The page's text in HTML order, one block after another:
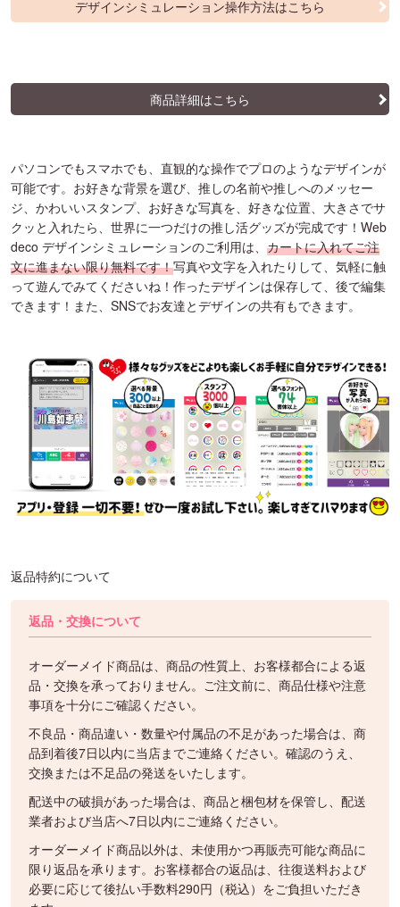
デザインシミュレーション操作方法はこちら
商品詳細はこちら
パソコンでもスマホでも、直観的な操作でプロのようなデザインが
可能です。お好きな背景を選び、推しの名前や推しへのメッセー
ジ、かわいいスタンプ、お好きな写真を、好きな位置、大きさでサ
クッと入れたら、世界に一つだけの推し活グッズが完成です！Web
deco デザインシミュレーションのご利用は、 カートに入れてご注
文に進まない限り無料です！写真や文字を入れたりして、気軽に触
って遊んでみてくださいね！作ったデザインは保存して、後で編集
できます！また、SNSでお友達とデザインの共有もできます。
返品特約について
返品・交換について
オーダーメイド商品は、商品の性質上、お客様都合による返
品・交換を承っておりません。ご注文前に、商品仕様や注意
事項を十分にご確認ください。
不良品・商品違い・数量や付属品の不足があった場合は、商
品到着後7日以内に当店までご連絡ください。確認のうえ、
交換または不足品の発送をいたします。
配送中の破損があった場合は、商品と梱包材を保管し、配送
業者および当店へ7日以内にご連絡ください。
オーダーメイド商品以外は、未使用かつ再販売可能な商品に
限り返品を承ります。お客様都合の返品は、往復送料および
必要に応じて後払い手数料290円（税込）をご負担いただき